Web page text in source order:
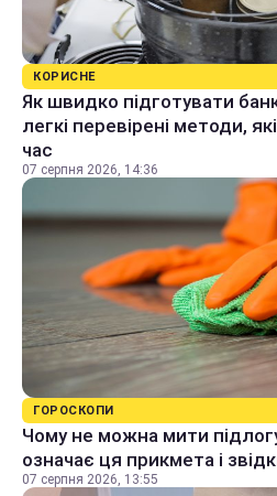
КОРИСНЕ
Як швидко підготувати
легкі перевірені методи,
час
07 серпня 2026, 14:36
ГОРОСКОПИ
Чому не можна мити
означає ця прикмета і
07 серпня 2026, 13:55